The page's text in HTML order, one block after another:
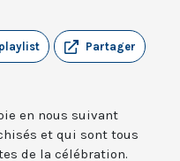
Partager
en nous suivant
et qui sont tous
de la célébration.